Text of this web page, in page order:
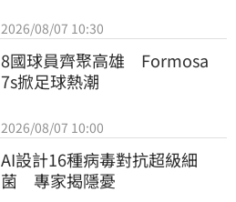
2026/08/07 10:30
8國球員齊聚高雄　Formosa
7s掀足球熱潮
2026/08/07 10:00
AI設計16種病毒對抗超級細
菌　專家揭隱憂